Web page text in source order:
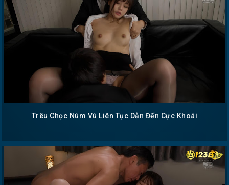
Trêu Chọc Núm Vú Liên Tục Dẫn Đến Cực Khoái